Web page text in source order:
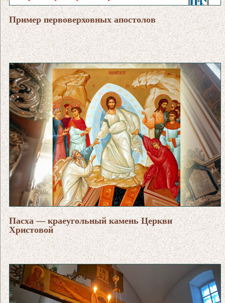
Пример первоверховных апостолов
Пасха — краеугольный камень Церкви
Христовой